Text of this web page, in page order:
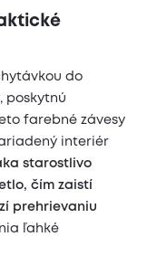
do
poskytnú
farebné závesy
interiér
starostlivo
čím zaistí
prehrievaniu
ľahké